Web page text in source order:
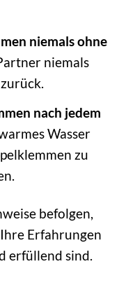
niemals ohne
niemals
nach jedem
Wasser
zu
befolgen,
Erfahrungen
erfüllend sind.